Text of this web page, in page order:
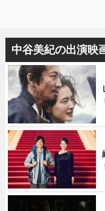
中谷美紀の出演映